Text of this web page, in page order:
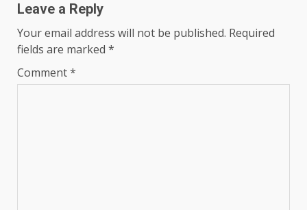
Leave a Reply
Your email address will not be published. Required
fields are marked *
Comment*